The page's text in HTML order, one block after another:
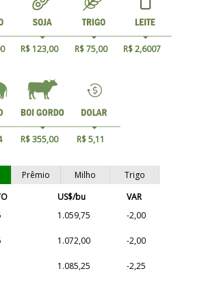
R$ 123,00 R$ 75,00 R$ 2,6007
R$ 355,00 R$ 5,11
Prêmio Milho
Trigo
US$/bu
VAR
1.059,75 -2,00
1.072,00 -2,00
1.085,25 -2,25